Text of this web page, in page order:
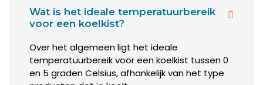
Wat is het ideale temperatuurbereik
voor een koelkist?
Over het algemeen ligt het ideale
temperatuurbereik voor een koelkist tussen 0
en 5 graden Celsius, afhankelijk van het type